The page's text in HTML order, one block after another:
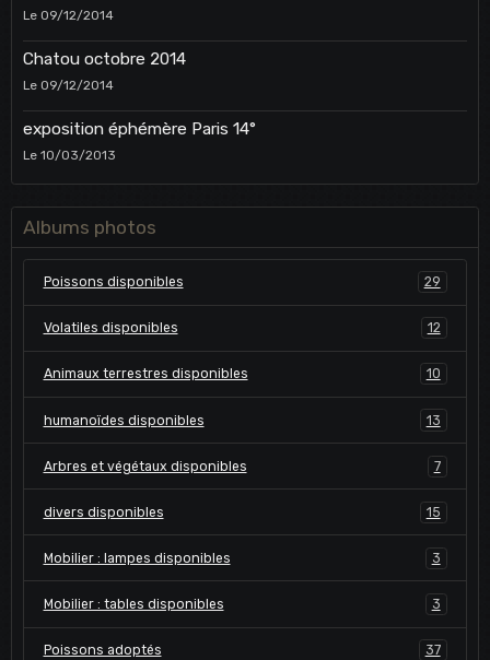
Le 09/12/2014
Chatou octobre 2014
Le 09/12/2014
exposition éphémère Paris 14°
Le 10/03/2013
Albums photos
Poissons disponibles 29
Volatiles disponibles 12
Animaux terrestres disponibles 10
humanoïdes disponibles 13
Arbres et végétaux disponibles 7
divers disponibles 15
Mobilier : lampes disponibles 3
Mobilier : tables disponibles 3
Poissons adoptés 37